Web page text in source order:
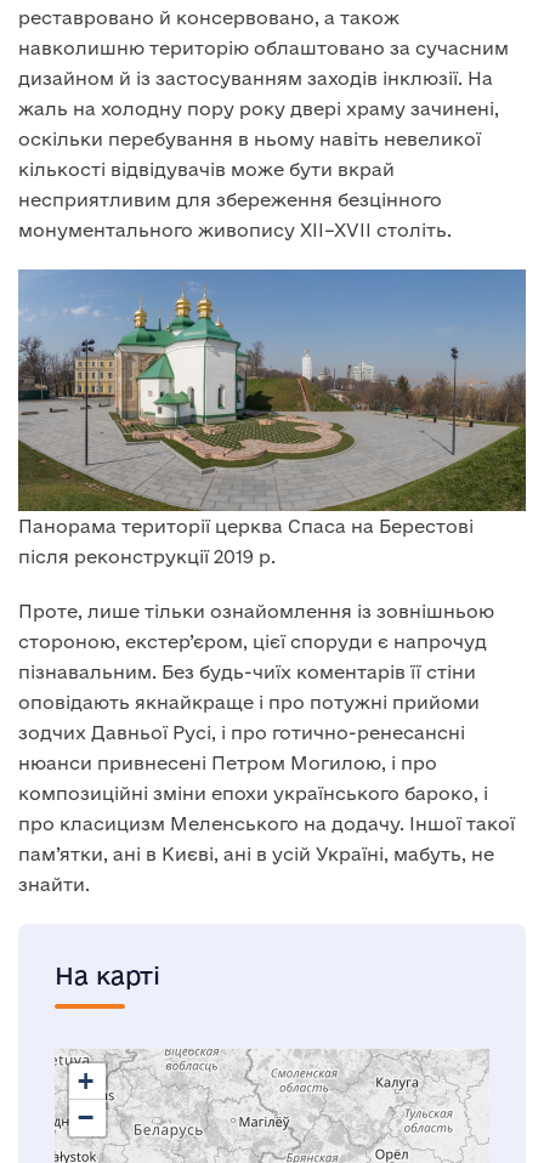
реставровано й консервовано, а також
навколишню територію облаштовано за сучасним
дизайном й із застосуванням заходів інклюзії. На
жаль на холодну пору року двері храму зачинені,
оскільки перебування в ньому навіть невеликої
кількості відвідувачів може бути вкрай
несприятливим для збереження безцінного
монументального живопису ХІІ–ХVІІ століть.
Панорама території церква Спаса на Берестові
після реконструкції 2019 р.
Проте, лише тільки ознайомлення із зовнішньою
стороною, екстер’єром, цієї споруди є напрочуд
пізнавальним. Без будь-чиїх коментарів її стіни
оповідають якнайкраще і про потужні прийоми
зодчих Давньої Русі, і про готично-ренесансні
нюанси привнесені Петром Могилою, і про
композиційні зміни епохи українського бароко, і
про класицизм Меленського на додачу. Іншої такої
пам’ятки, ані в Києві, ані в усій Україні, мабуть, не
знайти.
На карті
+
−